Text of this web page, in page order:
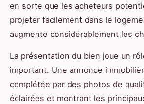
en sorte que les acheteurs
projeter facilement dans le
augmente considérablement les
La présentation du bien joue un
important. Une annonce
complétée par des photos de
éclairées et montrant les